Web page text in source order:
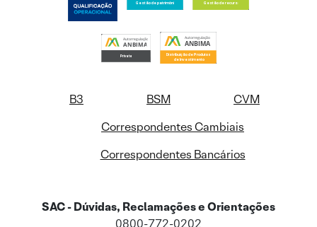
B3 BSM
CVM
Correspondentes Cambiais
Correspondentes Bancários
SAC - Dúvidas, Reclamações e Orientações